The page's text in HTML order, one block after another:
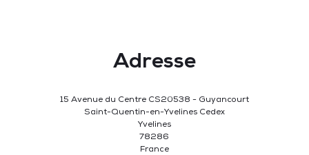
Adresse
15 Avenue du Centre CS20538 - Guyancourt
Saint-Quentin-en-Yvelines Cedex
Yvelines
78286
France